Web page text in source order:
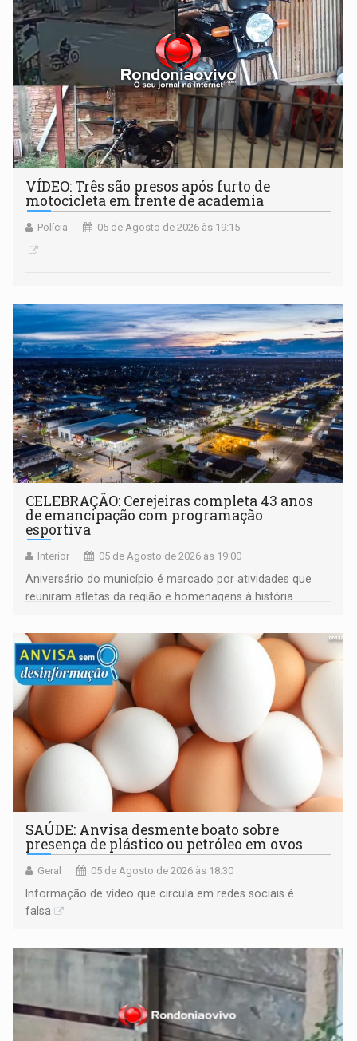
VÍDEO: Três são presos após furto de
motocicleta em frente de academia
Polícia 05 de Agosto de 2026 às 19:15
CELEBRAÇÃO: Cerejeiras completa 43 anos
de emancipação com programação
esportiva
Interior 05 de Agosto de 2026 às 19:00
Aniversário do município é marcado por atividades que
reuniram atletas da região e homenagens à história
SAÚDE: Anvisa desmente boato sobre
presença de plástico ou petróleo em ovos
Geral 05 de Agosto de 2026 às 18:30
Informação de vídeo que circula em redes sociais é
falsa